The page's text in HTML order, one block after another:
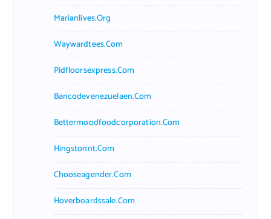
Marianlives.org
Waywardtees.com
Pidfloorsexpress.com
Bancodevenezuelaen.com
Bettermoodfoodcorporation.com
Hingstonnt.com
Chooseagender.com
Hoverboardssale.com